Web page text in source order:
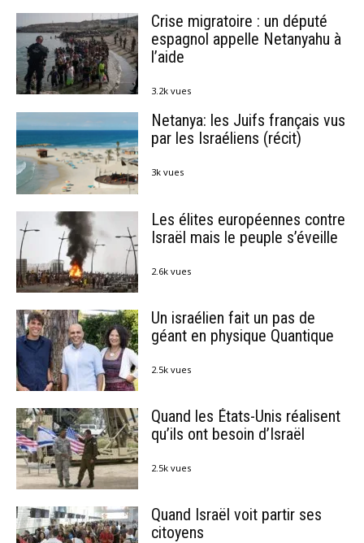
Crise migratoire : un député
espagnol appelle Netanyahu à
l’aide
3.2k vues
Netanya: les Juifs français vus
par les Israéliens (récit)
3k vues
Les élites européennes contre
Israël mais le peuple s’éveille
2.6k vues
Un israélien fait un pas de
géant en physique Quantique
2.5k vues
Quand les États-Unis réalisent
qu’ils ont besoin d’Israël
2.5k vues
Quand Israël voit partir ses
citoyens